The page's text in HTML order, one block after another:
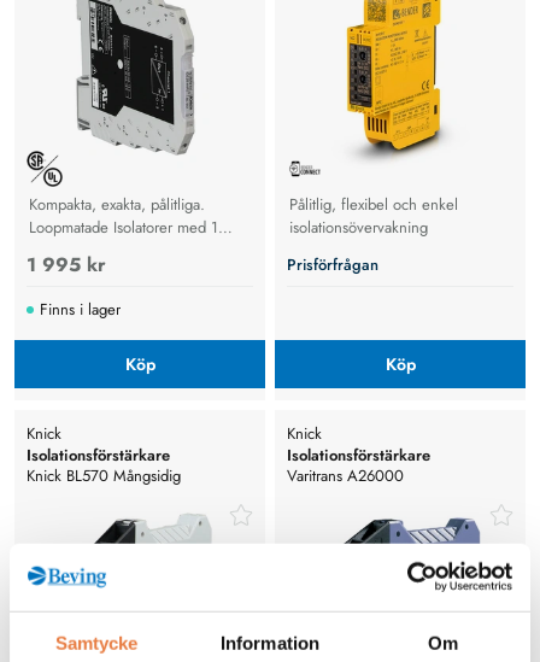
Samtycke Information Om
Kompakta, exakta, pålitliga.
Loopmatade Isolatorer med 1
eller 2 kanaler
1 995 kr
Finns i lager
Köp
Pålitlig, flexibel och enkel
isolationsövervakning
Prisförfrågan
Köp
Knick
Isolationsförstärkare
Knick BL570 Mångsidig
Knick
Isolationsförstärkare
Varitrans A26000